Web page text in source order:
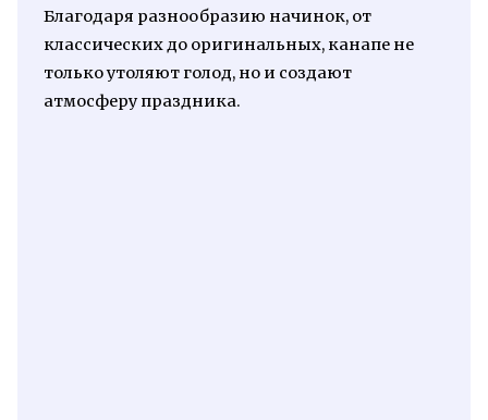
Благодаря разнообразию начинок, от
классических до оригинальных, канапе не
только утоляют голод, но и создают
атмосферу праздника.